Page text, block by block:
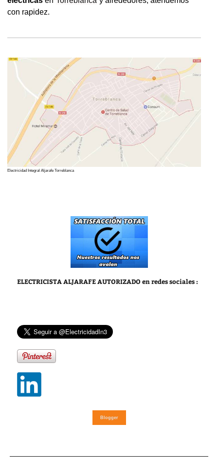
con rapidez.
Electricidad Integral Aljarafe Torreblanca
ELECTRICISTA ALJARAFE AUTORIZADO en redes sociales :
Blogger